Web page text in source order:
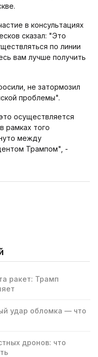
в консультациях
сказал: "Это
по линии
вам лучше получить
не затормозил
проблемы".
осуществляется
рамках того
между
Трампом", -
ракет: Трамп
удар обломка — что
дронов: что